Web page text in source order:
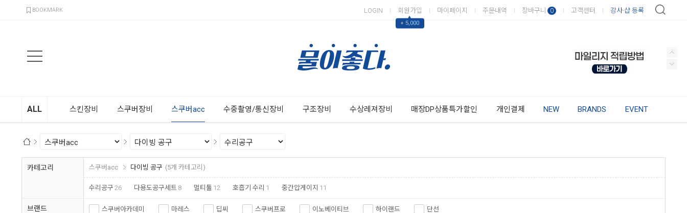
BOOKMARK LOGIN 회원가입
▲
+ 5,000
마이페이지 주문내역 장바구니 0 고객센터 강사·샵 등록
ALL 스킨장비 스쿠버장비 스쿠버acc 수중촬영/통신장비 구조장비 수상레져장비 매장DP상품특가할인 개인결제 NEW BRANDS EVENT
카테고리 스쿠버acc 다이빙 공구 (5개 카테고리)
수리공구 26 다용도공구세트 8 멀티툴 12 호흡기 수리 1 중간압게이지 11
브랜드 스쿠버아카데미 마레스 딥씨 스쿠버프로 이노베이티브 하이랜드 단선